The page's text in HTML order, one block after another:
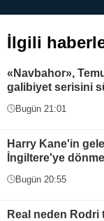
İlgili
«Navbahor»,
galibiyet serisini
Bugün 21:01
Harry Kane'in
İngiltere'ye
Bugün 20:55
Real neden